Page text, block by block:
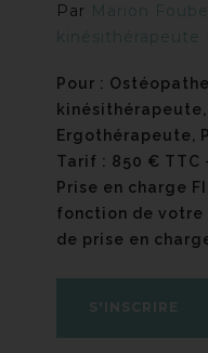
Par Marion
kinésithérapeute
Pour :
Ergothérapeute,
Tarif : 850 € TTC
Prise en charge
fonction de votre
de prise en
S'INSCRIRE